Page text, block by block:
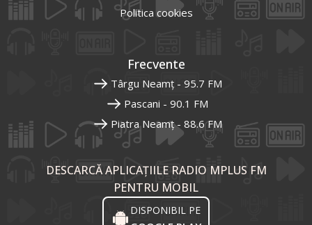
Politica cookies
Frecvente
Târgu Neamț - 95.7 FM
Pascani - 90.1 FM
Piatra Neamț - 88.6 FM
DESCARCĂ APLICAȚIILE RADIO MPLUS FM
PENTRU MOBIL
DISPONIBIL PE